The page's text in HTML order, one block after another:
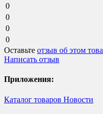
0
0
0
0
Оставьте отзыв об этом
Написать отзыв
Приложения:
Каталог товаров Новости